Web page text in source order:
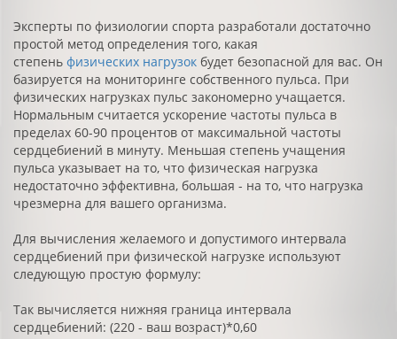
Эксперты по физиологии спорта разработали достаточно
простой метод определения того, какая
степень физических нагрузок будет безопасной для вас. Он
базируется на мониторинге собственного пульса. При
физических нагрузках пульс закономерно учащается.
Нормальным считается ускорение частоты пульса в
пределах 60-90 процентов от максимальной частоты
сердцебиений в минуту. Меньшая степень учащения
пульса указывает на то, что физическая нагрузка
недостаточно эффективна, большая - на то, что нагрузка
чрезмерна для вашего организма.
Для вычисления желаемого и допустимого интервала
сердцебиений при физической нагрузке используют
следующую простую формулу:
Так вычисляется нижняя граница интервала
сердцебиений: (220 - ваш возраст)*0,60